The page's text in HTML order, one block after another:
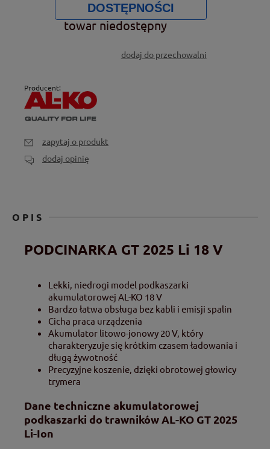
DOSTĘPNOŚCI
towar niedostępny
dodaj do przechowalni
Producent:
zapytaj o produkt
dodaj opinię
OPIS
PODCINARKA GT 2025 Li 18 V
Lekki, niedrogi model podkaszarki
akumulatorowej AL-KO 18 V
Bardzo łatwa obsługa bez kabli i emisji spalin
Cicha praca urządzenia
Akumulator litowo-jonowy 20 V, który
charakteryzuje się krótkim czasem ładowania i
długą żywotność
Precyzyjne koszenie, dzięki obrotowej głowicy
trymera
Dane techniczne akumulatorowej
podkaszarki do trawników AL-KO GT 2025
Li-Ion